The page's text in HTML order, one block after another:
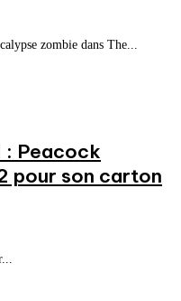
zombie dans The...
: Peacock
pour son carton